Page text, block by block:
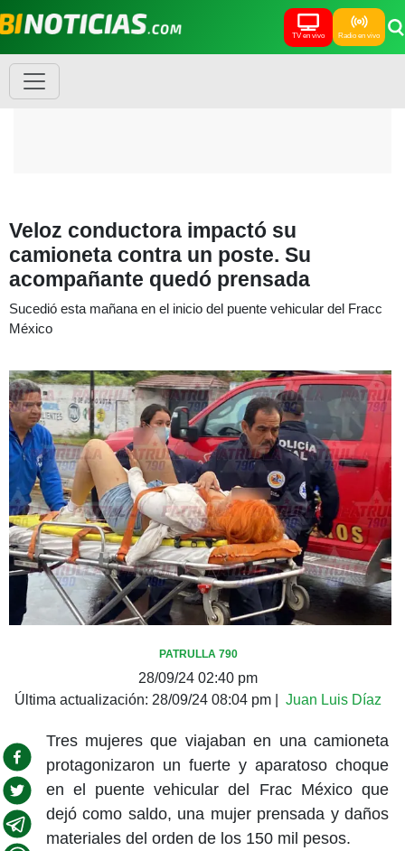
TV en vivo Radio en vivo
Veloz conductora impactó su
camioneta contra un poste. Su
acompañante quedó prensada
Sucedió esta mañana en el inicio del puente vehicular del Fracc
México
PATRULLA 790
28/09/24 02:40 pm
Última actualización: 28/09/24 08:04 pm Juan Luis Díaz
Tres mujeres que viajaban en una camioneta
protagonizaron un fuerte y aparatoso choque
en el puente vehicular del Frac México que
dejó como saldo, una mujer prensada y daños
materiales del orden de los 150 mil pesos.